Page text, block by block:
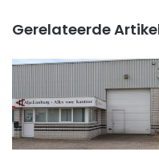
Gerelateerde